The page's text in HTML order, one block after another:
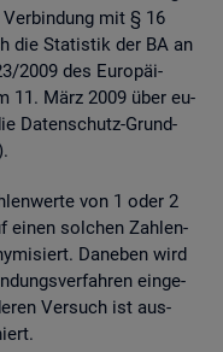
mit § 16
die Sta­tis­tik der BA an
2009 des Eu­ro­päi­
11. März 2009 über eu­
Da­ten­schutz-Grund­
von 1 oder 2
einen sol­chen Zah­len­
Da­ne­ben wird
ein­ge­
Ver­such ist aus­